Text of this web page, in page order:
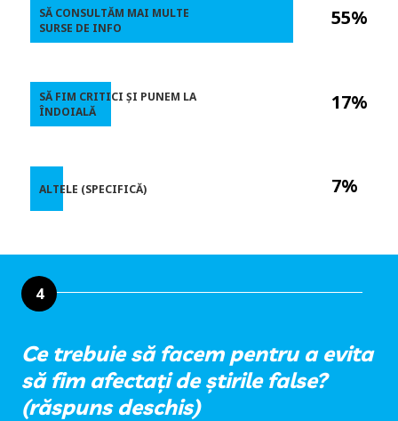
55%
17%
7%
SĂ CONSULTĂM MAI MULTE
SURSE DE INFO
SĂ FIM CRITICI ȘI PUNEM LA
ÎNDOIALĂ
ALTELE (SPECIFICĂ)
4
Ce trebuie să facem pentru a evita
să fim afectați de știrile false?
(răspuns deschis)